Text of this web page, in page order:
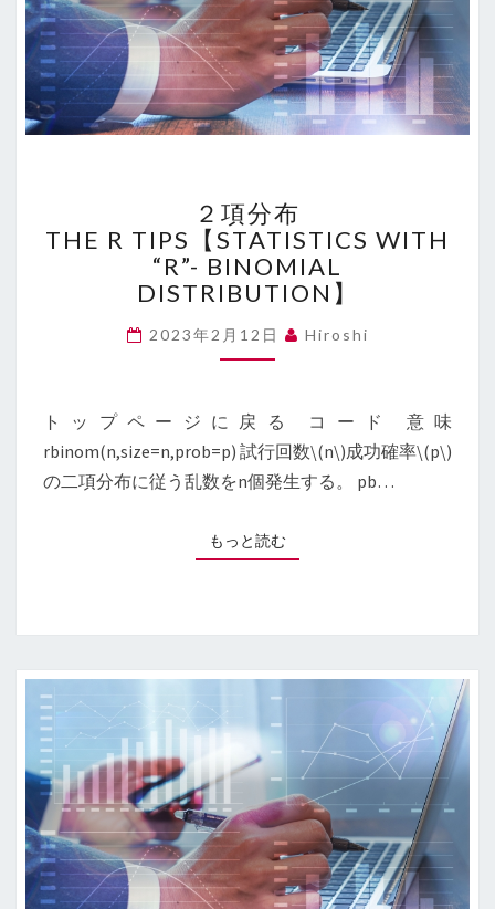
項
分
布
THE
TIPS【STATISTICS
WITH
BINOMIAL
DISTRIBUTION】
２項分布
THE R TIPS【STATISTICS WITH
“R”- BINOMIAL
DISTRIBUTION】
2023年2月12日 Hiroshi
トップページに戻る コード 意味
rbinom(n,size=n,prob=p) 試行回数\(n\)成功確率\(p\)
の二項分布に従う乱数をn個発生する。 pb…
もっと読むもっと読む